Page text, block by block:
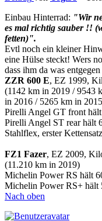
Einbau Hinterrad: "Wir
es mal richtig sauber !!
fetten)".
Evtl noch ein kleiner
eine Hülse steckt! Wers
dass ihm da was
ZZR 600 E, EZ 1999,
(1142 km in 2019 / 9543
in 2016 / 5265 km in
Pirelli Angel GT front
Pirelli Angel ST rear hält
Stahlflex, erster
FZ1 Fazer, EZ 2009,
(11.210 km in 2019)
Michelin Power RS hält
Michelin Power RS+ hält
Nach oben